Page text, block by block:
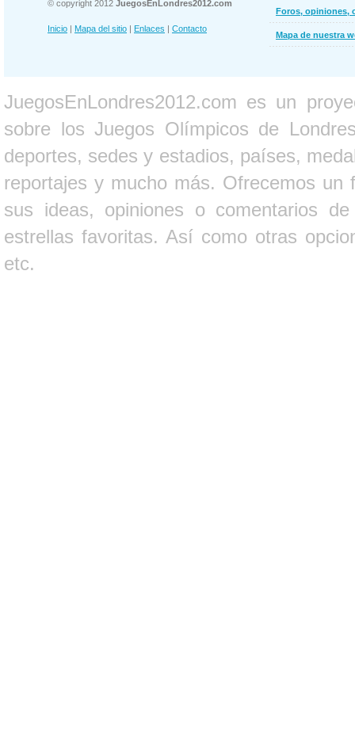
© copyright 2012 JuegosEnLondres2012.com
Inicio | Mapa del sitio | Enlaces | Contacto
Foros, opiniones,
Mapa de nuestra
JuegosEnLondres2012.com es un
sobre los Juegos Olímpicos de
deportes, sedes y estadios, países,
reportajes y mucho más. Ofrecemos un
sus ideas, opiniones o comentarios
estrellas favoritas. Así como otras
etc.